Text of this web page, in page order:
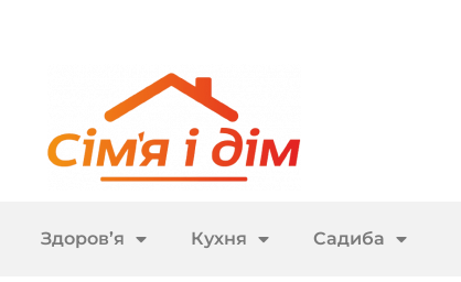
Здоров’я Кухня Садиба